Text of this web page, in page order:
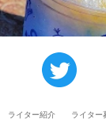
ライター紹介 ライター